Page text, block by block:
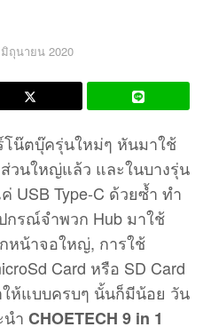
ถุนายน 2020
โน๊ตบุ๊ครุ่นใหม่ๆ หันมาใช้
วนใหญ่แล้ว และในบางรุ่น
USB Type-C ด้วยซ้ำ ทำ
รณ์จำพวก Hub มาใช้
หน้าจอใหญ่, การใช้
Card หรือ SD Card
ห้แบบครบๆ นั้นก็มีน้อย วัน
ำ CHOETECH 9 in 1